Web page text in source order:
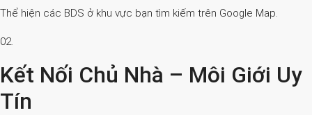
Thể hiện các BDS ở khu vực bạn tìm kiếm trên Google Map.
02.
Kết Nối Chủ Nhà – Môi Giới Uy
Tín